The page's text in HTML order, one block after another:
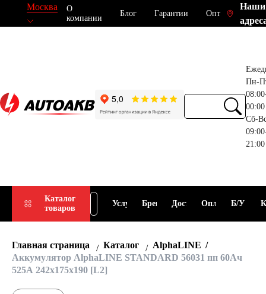
Москва
О
компании
Блог Гарантии Опт
Наши
Пн-
00:00
Сб-
21:00
Каталог
товаров
Подбор
АКБ
Услуги Бренды ДоставкаОплата Б/У
Главная страница Каталог
AlphaLINE
Аккумулятор AlphaLINE STANDARD 56031 пп 60Ач
525А 242х175х190 [L2]